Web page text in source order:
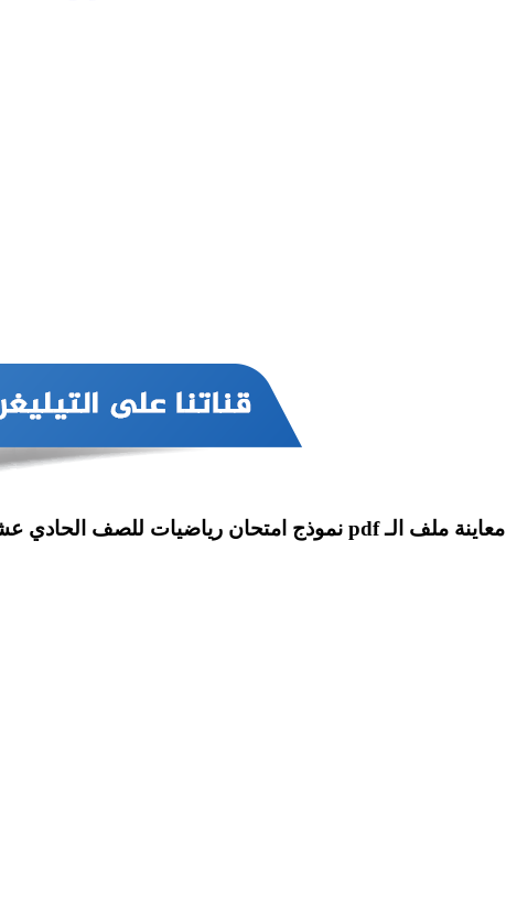
معاينة ملف الـ pdf نموذج امتحان رياضيات للصف الحادي عشر ادبي الفصل الدراسي الاول مع نموذج الاجابة